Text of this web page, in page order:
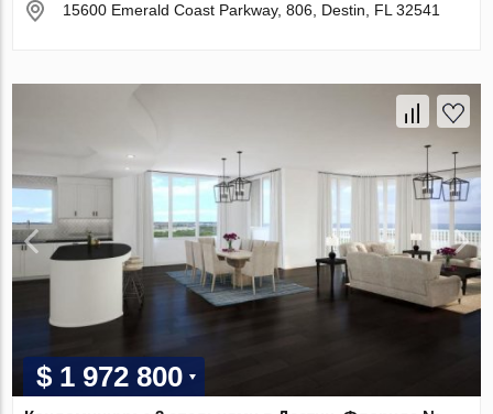
15600 Emerald Coast Parkway, 806, Destin, FL 32541
$ 1 972 800